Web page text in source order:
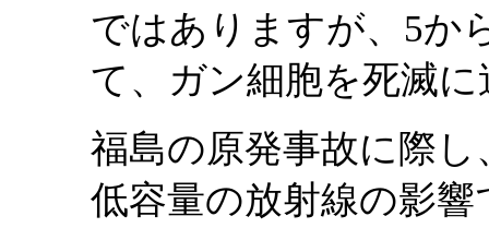
ではありますが、5か
て、ガン細胞を死滅
福島の原発事故に際
低容量の放射線の影